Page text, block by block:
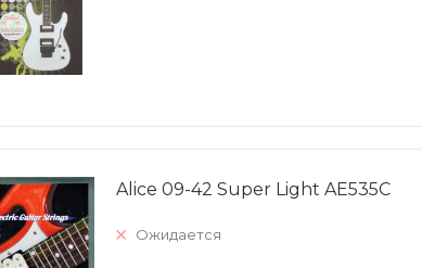
Alice 09-42 Super Light AE535C
Ожидается